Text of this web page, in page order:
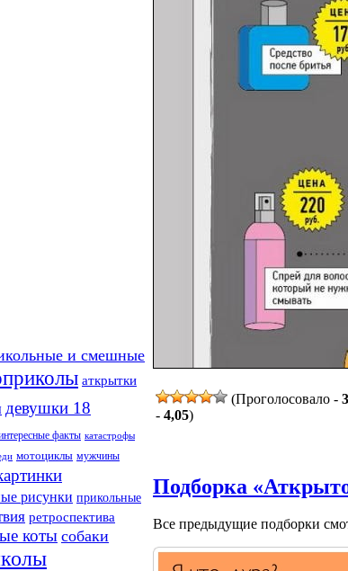
и смешные
аткрытки
девушки 18
факты катастрофы
мотоциклы мужчины
рисунки прикольные
ретроспектива
коты собаки
(Проголосовало -
- 4,05)
Подборка
Все предыдущие подборки